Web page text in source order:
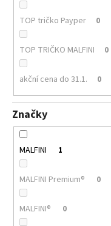
TOP tričko Payper 0
TOP TRIČKO MALFINI 0
akční cena do 31.1. 0
Značky
MALFINI 1
MALFINI Premium® 0
MALFINI® 0